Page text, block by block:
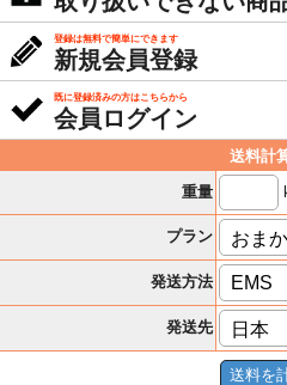
登録は無料で簡単にできます
新規会員登録
既に登録済みの方はこちらから
会員ログイン
送料計
重量
プラン
発送方法
発送先